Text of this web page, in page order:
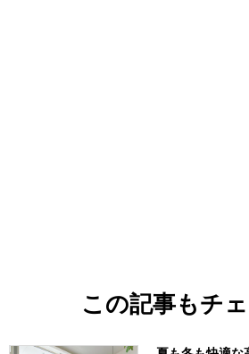
この記事もチェ